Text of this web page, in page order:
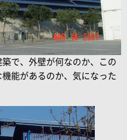
で、外壁が何なのか、この
能があるのか、気になった